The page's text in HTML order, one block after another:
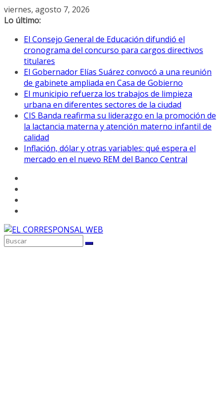
Saltar
al
viernes, agosto 7, 2026
Lo último:
El Consejo General de Educación difundió el
cronograma del concurso para cargos directivos
titulares
El Gobernador Elías Suárez convocó a una reunión
de gabinete ampliada en Casa de Gobierno
El municipio refuerza los trabajos de limpieza
urbana en diferentes sectores de la ciudad
CIS Banda reafirma su liderazgo en la promoción de
la lactancia materna y atención materno infantil de
calidad
Inflación, dólar y otras variables: qué espera el
mercado en el nuevo REM del Banco Central